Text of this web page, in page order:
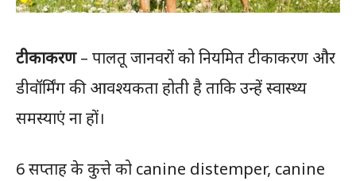
टीकाकरण– पालतू जानवरों को नियमित टीकाकरण और
डीवॉर्मिंग की आवश्यकता होती है ताकि उन्हें स्वास्थ्य
समस्याएं ना हों।
6 सप्ताह के कुत्ते को canine distemper, canine